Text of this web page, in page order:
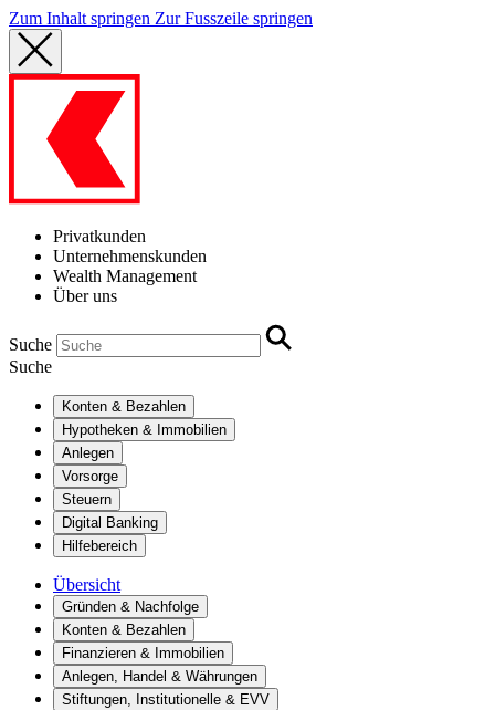
Zum Inhalt springen Zur Fusszeile springen
Privatkunden
Unternehmenskunden
Wealth Management
Über uns
Suche
Suche
Konten & Bezahlen
Hypotheken & Immobilien
Anlegen
Vorsorge
Steuern
Digital Banking
Hilfebereich
Übersicht
Gründen & Nachfolge
Konten & Bezahlen
Finanzieren & Immobilien
Anlegen, Handel & Währungen
Stiftungen, Institutionelle & EVV